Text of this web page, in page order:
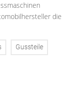
die
Gussteile